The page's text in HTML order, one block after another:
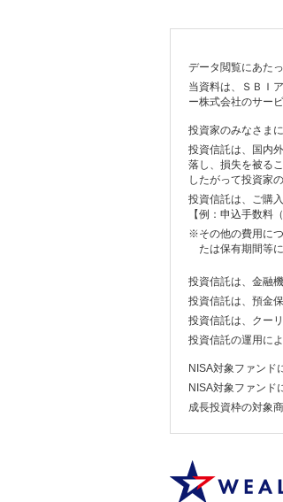
データ閲覧にあた
当資料は、ＳＢＩ
ー株式会社のサー
投資家のみなさま
投資信託は、国内
落し、損失を被る
したがって投資家
投資信託は、ご購
【例：申込手数料
※その他の費用に
たは保有期間等
投資信託は、金融
投資信託は、預金
投資信託は、クー
投資信託の運用に
NISA対象ファンド
NISA対象ファンド
成長投資枠の対象